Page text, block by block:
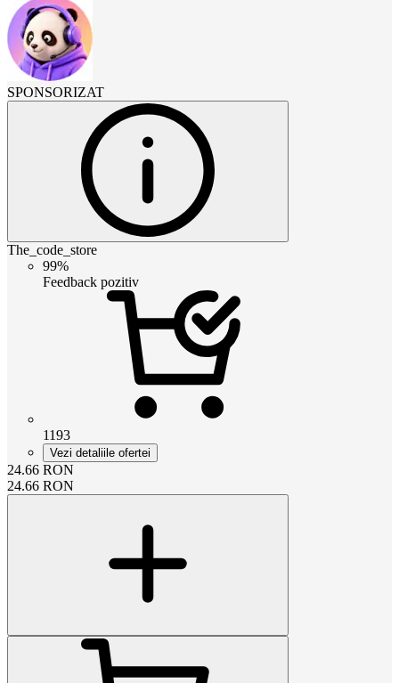
SPONSORIZAT
The_code_store
99%
Feedback pozitiv
1193
Vezi detaliile ofertei
24.66 RON
24.66 RON